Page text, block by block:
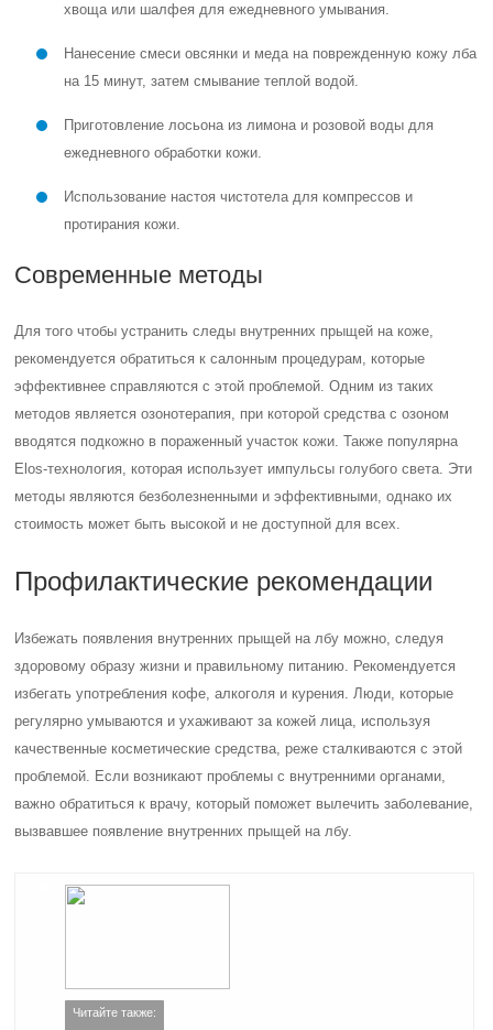
хвоща или шалфея для ежедневного умывания.
Нанесение смеси овсянки и меда на поврежденную кожу лба
на 15 минут, затем смывание теплой водой.
Приготовление лосьона из лимона и розовой воды для
ежедневного обработки кожи.
Использование настоя чистотела для компрессов и
протирания кожи.
Современные методы
Для того чтобы устранить следы внутренних прыщей на коже,
рекомендуется обратиться к салонным процедурам, которые
эффективнее справляются с этой проблемой. Одним из таких
методов является озонотерапия, при которой средства с озоном
вводятся подкожно в пораженный участок кожи. Также популярна
Elos-технология, которая использует импульсы голубого света. Эти
методы являются безболезненными и эффективными, однако их
стоимость может быть высокой и не доступной для всех.
Профилактические рекомендации
Избежать появления внутренних прыщей на лбу можно, следуя
здоровому образу жизни и правильному питанию. Рекомендуется
избегать употребления кофе, алкоголя и курения. Люди, которые
регулярно умываются и ухаживают за кожей лица, используя
качественные косметические средства, реже сталкиваются с этой
проблемой. Если возникают проблемы с внутренними органами,
важно обратиться к врачу, который поможет вылечить заболевание,
вызвавшее появление внутренних прыщей на лбу.
Читайте также: